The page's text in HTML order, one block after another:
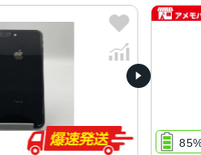
ールド、スペースグレイ
容量
、256GB
ズ・重さ
・202g
液晶